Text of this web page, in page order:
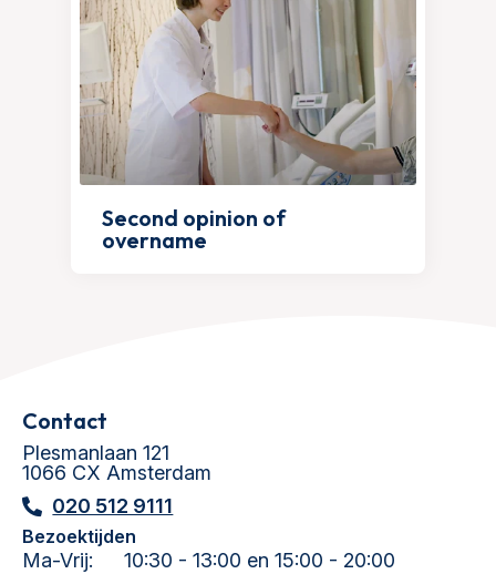
Second opinion of
overname
Contact
Plesmanlaan 121
1066 CX Amsterdam
020 512 9111
Bezoektijden
Ma-Vrij:
10:30 - 13:00 en 15:00 - 20:00